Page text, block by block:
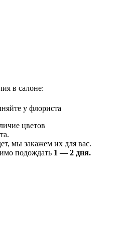
в салоне:
у флориста
цветов
мы закажем их для вас.
подождать 1 — 2 дня.